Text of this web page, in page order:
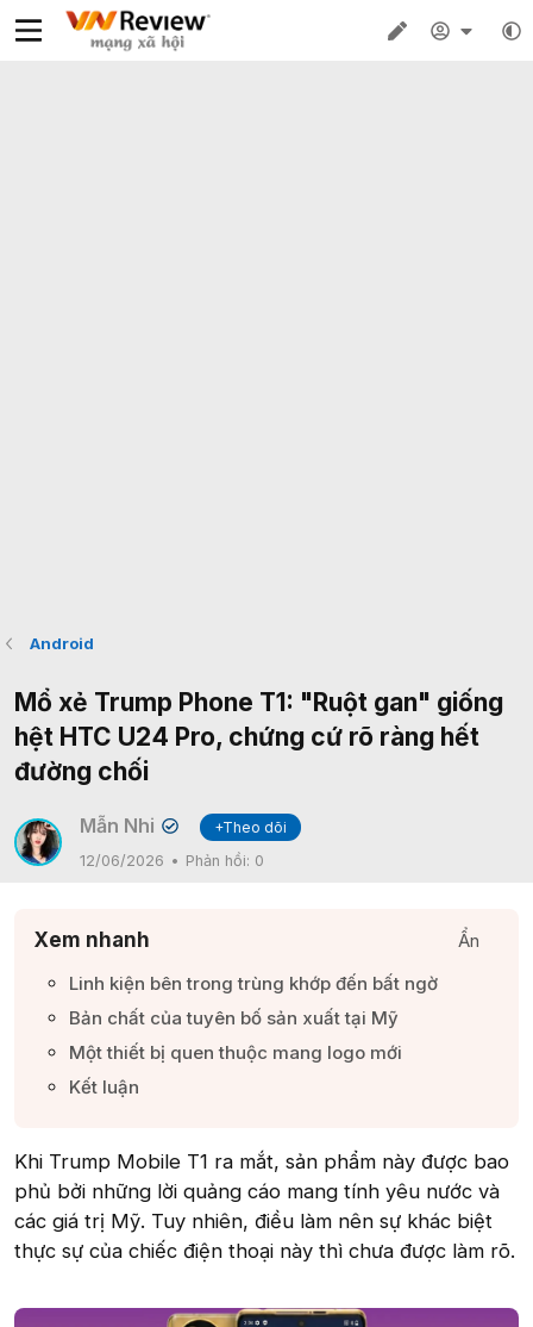
Android
Mổ xẻ Trump Phone T1: "Ruột gan" giống
hệt HTC U24 Pro, chứng cứ rõ ràng hết
đường chối
Mẫn Nhi ✔
+Theo dõi
12/06/2026
Phản hồi: 0
Xem nhanh
Ẩn
Linh kiện bên trong trùng khớp đến bất ngờ​
Bản chất của tuyên bố sản xuất tại Mỹ​
Một thiết bị quen thuộc mang logo mới​
Kết luận​
Khi Trump Mobile T1 ra mắt, sản phẩm này được bao
phủ bởi những lời quảng cáo mang tính yêu nước và
các giá trị Mỹ. Tuy nhiên, điều làm nên sự khác biệt
thực sự của chiếc điện thoại này thì chưa được làm rõ.